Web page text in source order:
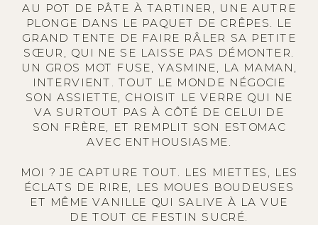
AU POT DE PÂTE À TARTINER, UNE AUTRE
PLONGE DANS LE PAQUET DE CRÊPES. LE
GRAND TENTE DE FAIRE RÂLER SA PETITE
SŒUR, QUI NE SE LAISSE PAS DÉMONTER.
UN GROS MOT FUSE, YASMINE, LA MAMAN,
INTERVIENT. TOUT LE MONDE NÉGOCIE
SON ASSIETTE, CHOISIT LE VERRE QUI NE
VA SURTOUT PAS À CÔTÉ DE CELUI DE
SON FRÈRE, ET REMPLIT SON ESTOMAC
AVEC ENTHOUSIASME.
MOI ? JE CAPTURE TOUT. LES MIETTES, LES
ÉCLATS DE RIRE, LES MOUES BOUDEUSES
ET MÊME VANILLE QUI SALIVE À LA VUE
DE TOUT CE FESTIN SUCRÉ.